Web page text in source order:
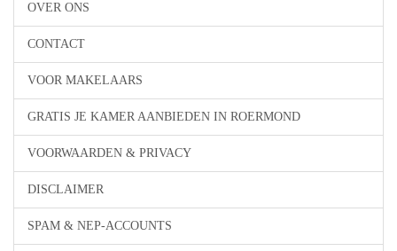
OVER ONS
CONTACT
VOOR MAKELAARS
GRATIS JE KAMER AANBIEDEN IN ROERMOND
VOORWAARDEN & PRIVACY
DISCLAIMER
SPAM & NEP-ACCOUNTS